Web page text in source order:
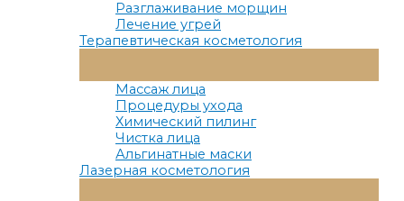
Разглаживание морщин
Лечение угрей
Терапевтическая косметология
Меню
Массаж лица
Процедуры ухода
Химический пилинг
Чистка лица
Альгинатные маски
Лазерная косметология